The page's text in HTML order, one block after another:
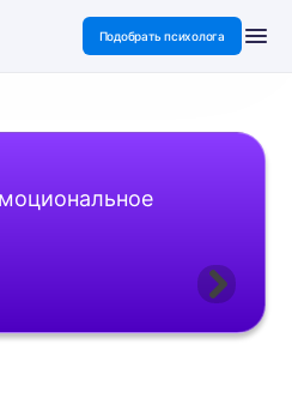
Подобрать психолога